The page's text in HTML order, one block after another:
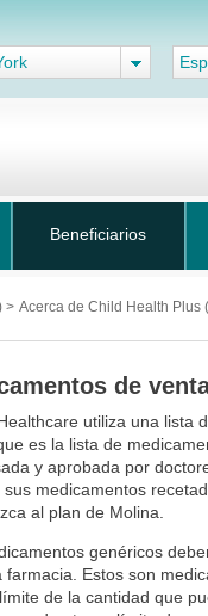
Beneficiarios
> Acerca de Child Health Plus
de
utiliza una lista
es la lista de
y aprobada por
sus medicamentos
al plan de Molina.
genéricos
farmacia. Estos son
de la cantidad que